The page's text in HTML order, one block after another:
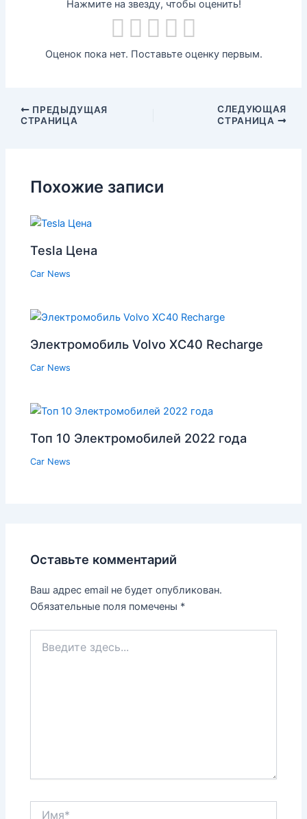
Нажмите на звезду, чтобы оценить!
Оценок пока нет. Поставьте оценку первым.
ПРЕДЫДУЩАЯ
СТРАНИЦА
СЛЕДУЮЩАЯ
СТРАНИЦА
Похожие записи
Tesla Цена
Car News
Электромобиль Volvo XC40 Recharge
Car News
Топ 10 Электромобилей 2022 года
Car News
Оставьте комментарий
Ваш адрес email не будет опубликован.
Обязательные поля помечены *
здесь...